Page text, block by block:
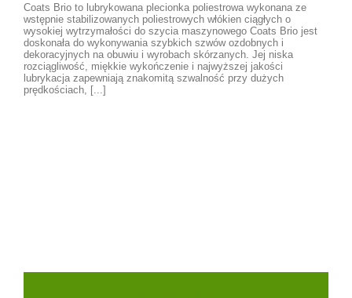
Coats Brio to lubrykowana plecionka poliestrowa wykonana ze
wstępnie stabilizowanych poliestrowych włókien ciągłych o
wysokiej wytrzymałości do szycia maszynowego Coats Brio jest
doskonała do wykonywania szybkich szwów ozdobnych i
dekoracyjnych na obuwiu i wyrobach skórzanych. Jej niska
rozciągliwość, miękkie wykończenie i najwyższej jakości
lubrykacja zapewniają znakomitą szwalność przy dużych
prędkościach, [...]